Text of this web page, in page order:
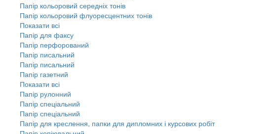
Папір кольоровий середніх тонів
Папір кольоровий флуоресцентних тонів
Показати всі
Папір для факсу
Папір перфорований
Папір писальний
Папір писальний
Папір газетний
Показати всі
Папір рулонний
Папір спеціальний
Папір спеціальний
Папір для креслення, папки для дипломних і курсових робіт